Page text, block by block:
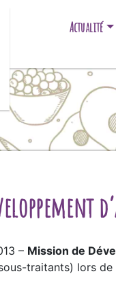
Actualité
– Mission de
traitants) lors